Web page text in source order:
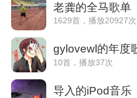
老龚的全马歌单
1629首，播放20927次
gylovewl的年度
10首，播放37次
导入的iPod音乐